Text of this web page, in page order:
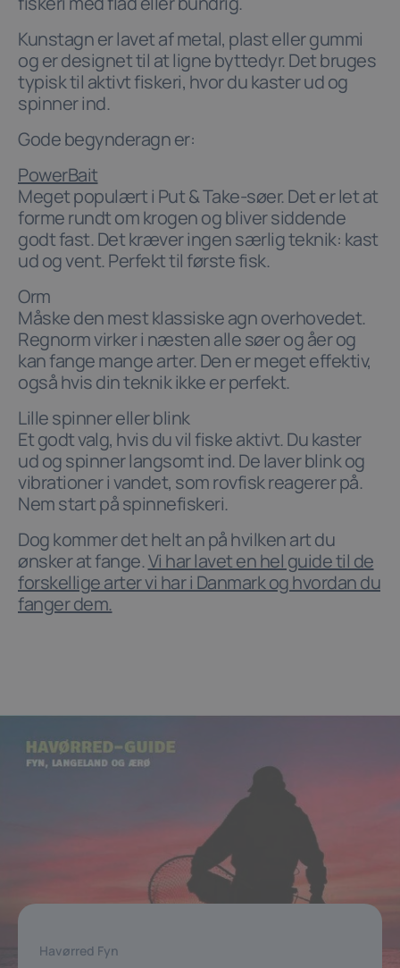
Kunstagn er lavet af metal, plast eller gummi
og er designet til at ligne byttedyr. Det bruges
typisk til aktivt fiskeri, hvor du kaster ud og
spinner ind.
Gode begynderagn er:
PowerBait
Meget populært i Put & Take-søer. Det er let at
forme rundt om krogen og bliver siddende
godt fast. Det kræver ingen særlig teknik: kast
ud og vent. Perfekt til første fisk.
Orm
Måske den mest klassiske agn overhovedet.
Regnorm virker i næsten alle søer og åer og
kan fange mange arter. Den er meget effektiv,
også hvis din teknik ikke er perfekt.
Lille spinner eller blink
Et godt valg, hvis du vil fiske aktivt. Du kaster
ud og spinner langsomt ind. De laver blink og
vibrationer i vandet, som rovfisk reagerer på.
Nem start på spinnefiskeri.
Dog kommer det helt an på hvilken art du
ønsker at fange.Vi har lavet en hel guide til de
forskellige arter vi har i Danmark og hvordan du
fanger dem.
Havørred Fyn